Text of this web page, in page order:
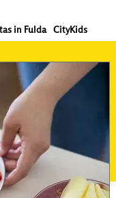
in Fulda CityKids